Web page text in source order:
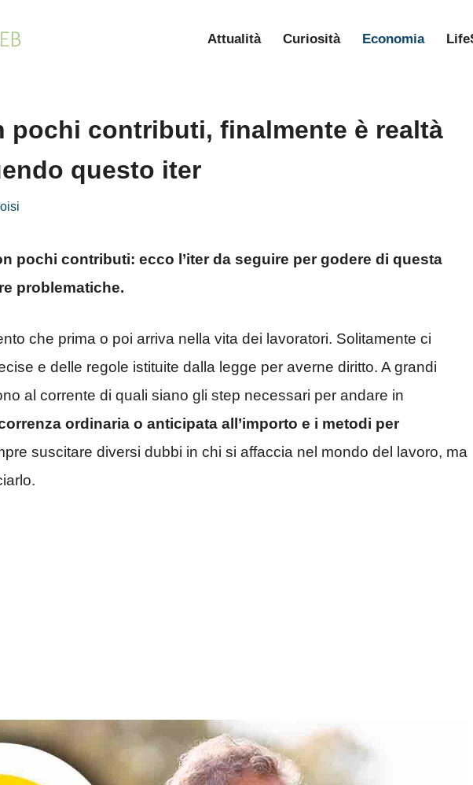
Attualità Curiosità Economia
pochi contributi, finalmente è realtà
questo iter
pochi contributi: ecco l’iter da seguire per godere di questa
problematiche.
che prima o poi arriva nella vita dei lavoratori. Solitamente ci
e delle regole istituite dalla legge per averne diritto. A grandi
al corrente di quali siano gli step necessari per andare in
ordinaria o anticipata all’importo e i metodi per
suscitare diversi dubbi in chi si affaccia nel mondo del lavoro, ma